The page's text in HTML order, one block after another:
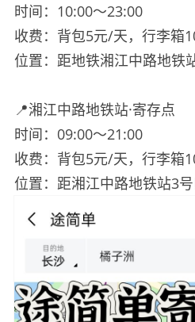
时间：10:00～23:00
收费：背包5元/天，行李箱
位置：距地铁湘江中路地铁
📍湘江中路地铁站·寄存点
时间：09:00～21:00
收费：背包5元/天，行李箱
位置：距湘江中路地铁站3